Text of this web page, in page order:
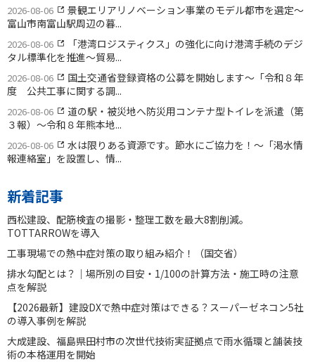
2026-08-06
景観エリアリノベーション事業のモデル都市を選定〜
富山市南富山駅周辺の暮...
2026-08-06
「港湾ロジスティクス」の強化に向け港湾手続のデジ
タル標準化を推進〜貿易...
2026-08-06
国土交通省登録資格の公募を開始します〜「令和８年
度 公共工事に関する調...
2026-08-06
道の駅・被災地へ防災用コンテナ型トイレを派遣（第
３報）〜令和８年熊本地...
2026-08-06
水は限りある資源です。節水にご協力を！〜「渇水情
報連絡室」を設置し、情...
新着記事
西松建設、配筋検査の撮影・整理工数を最大8割削減。
TOTTARROWを導入
工事現場での熱中症対策の取り組み紹介！（国交省）
排水勾配とは？｜場所別の目安・1/100の計算方法・施工時の注意
点を解説
【2026最新】建設DXで熱中症対策はできる？スーパーゼネコン5社
の導入事例を解説
大成建設、福島県田村市の次世代技術実証拠点で雨水循環と舗装技
術の本格運用を開始